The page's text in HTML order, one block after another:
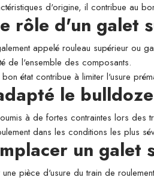
d'origine, il contribue au
rôle d'un galet
appelé rouleau supérieur ou
de l'ensemble des composants.
état contribue à limiter l'usure
le
à de fortes contraintes lors des
dans les conditions les plus
un galet
pièce d'usure du train de